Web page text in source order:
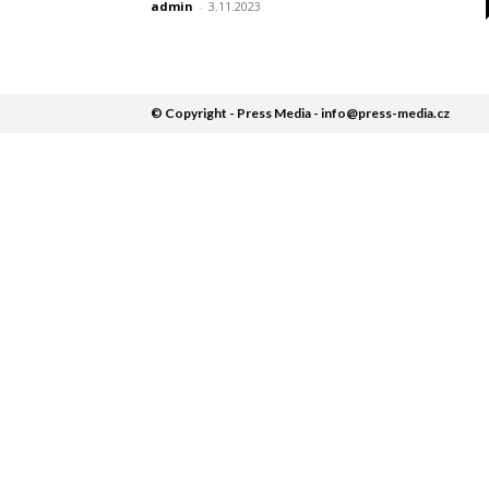
admin - 3.11.2023
© Copyright - Press Media - info@press-media.cz